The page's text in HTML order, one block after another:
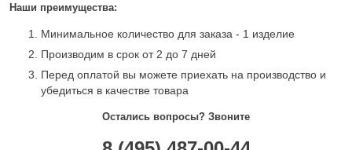
Наши преимущества:
Минимальное количество для заказа - 1 изделие
Производим в срок от 2 до 7 дней
Перед оплатой вы можете приехать на производство и
убедиться в качестве товара
Остались вопросы? Звоните